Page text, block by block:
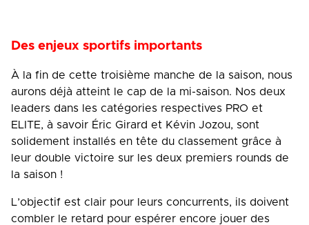
Des enjeux sportifs importants
À la fin de cette troisième manche de la saison, nous
aurons déjà atteint le cap de la mi-saison. Nos deux
leaders dans les catégories respectives PRO et
ELITE, à savoir Éric Girard et Kévin Jozou, sont
solidement installés en tête du classement grâce à
leur double victoire sur les deux premiers rounds de
la saison !
L’objectif est clair pour leurs concurrents, ils doivent
combler le retard pour espérer encore jouer des